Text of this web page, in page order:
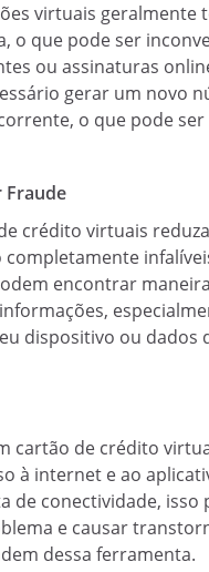
virtuais geralmente
o que pode ser
ou assinaturas
gerar um novo
o que pode
Fraude
crédito virtuais
completamente
encontrar
dispositivo ou dados
cartão de crédito
à internet e ao
de conectividade, isso
e causar
dessa ferramenta.